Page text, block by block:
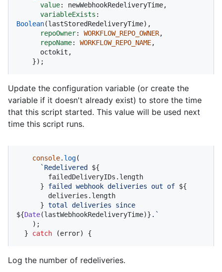
value: newWebhookRedeliveryTime,
variableExists
Boolean(lastStoredRedeliveryTime),
repoOwner: WORKFLOW_REPO_OWNER,
repoName: WORKFLOW_REPO_NAME,
    });
Update the configuration variable (or create the
variable if it doesn't already exist) to store the time
that this script started. This value will be used next
time this script runs.
console. log(
`Redelivered ${
      }
failed webhook deliveries out of ${
      }
${Date(lastWebhookRedeliveryTime)} .`
  }
catch (error) {
Log the number of redeliveries.